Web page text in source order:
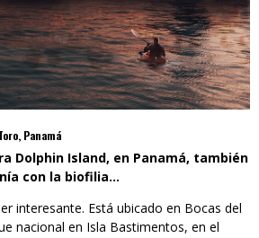
Panamá
Dolphin Island, en Panamá, también
con la biofilia…
interesante. Está ubicado en Bocas del
nacional en Isla Bastimentos, en el